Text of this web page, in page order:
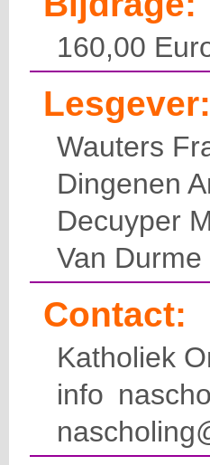
160,00
Lesgever:
Wauters
Dingenen
Decuyper
Van Durme
Contact:
Katholiek
info